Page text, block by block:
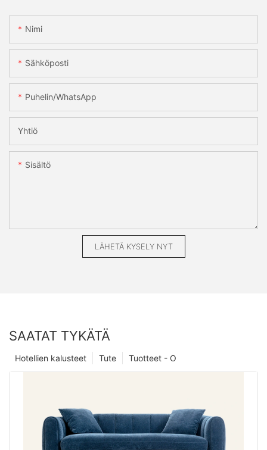
Nimi
Sähköposti
Puhelin/WhatsApp
Yhtiö
Sisältö
LÄHETÄ KYSELY NYT
SAATAT TYKÄTÄ
Tuotteet - O
Tute
Hotellien kalusteet